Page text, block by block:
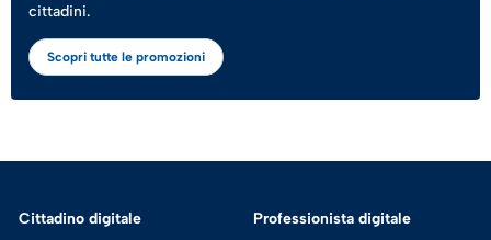
cittadini.
Scopri tutte le promozioni
Cittadino digitale Professionista digitale